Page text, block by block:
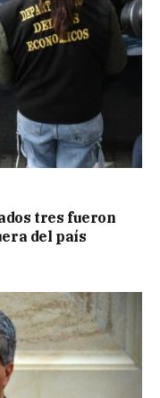
tres fueron
del país